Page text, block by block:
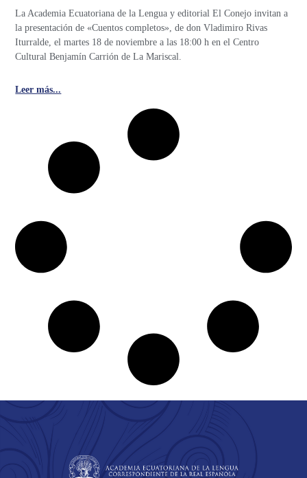
La Academia Ecuatoriana de la Lengua y editorial El Conejo invitan a
la presentación de «Cuentos completos», de don Vladimiro Rivas
Iturralde, el martes 18 de noviembre a las 18:00 h en el Centro
Cultural Benjamín Carrión de La Mariscal.
Leer más...